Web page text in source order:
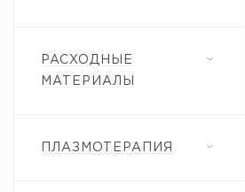
РАСХОДНЫЕ
МАТЕРИАЛЫ
ПЛАЗМОТЕРАПИЯ